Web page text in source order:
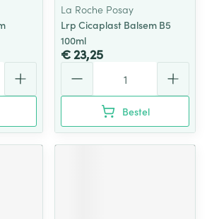
La Roche Posay
Lrp Cicaplast Balsem B5
100ml
€ 23,25
Bestel